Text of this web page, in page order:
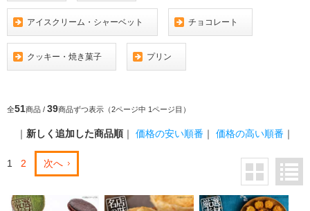
アイスクリーム・シャーベット チョコレート
クッキー・焼き菓子 プリン
全51商品 / 39商品ずつ表示（2ページ中 1ページ目）
｜ 新しく追加した商品順 ｜ 価格の安い順番 ｜ 価格の高い順番 ｜
1 2 次へ